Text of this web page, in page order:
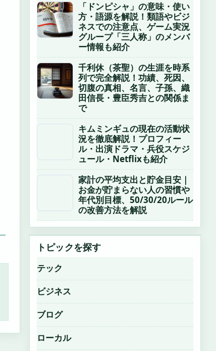
「ドンピシャ」の意味・使い
方・語源を解説！類語やビジ
ネスでの注意点、ゲーム実況
グループ「三人称」のメンバ
ー情報も紹介
千利休（茶聖）の生涯を時系
列で完全解説！功績、死因、
切腹の真相、名言、子孫、織
田信長・豊臣秀吉との関係ま
で
キムミンギュの現在の活動状
況を徹底解説！プロフィー
ル・出演ドラマ・兵役スケジ
ュール・Netflixも紹介
家計の平均支出と貯金目安｜
お金が貯まらない人の習慣や
年代別目標、50/30/20ルール
の改善方法を解説
トピックを探す
テック
ビジネス
ブログ
ローカル